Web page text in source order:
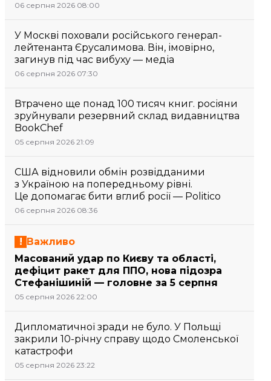
06 серпня 2026 08:00
У Москві поховали російського генерал-
лейтенанта Єрусалимова. Він, імовірно,
загинув під час вибуху — медіа
06 серпня 2026 07:30
Втрачено ще понад 100 тисяч книг. росіяни
зруйнували резервний склад видавництва
BookChef
05 серпня 2026 21:09
США відновили обмін розвідданими
з Україною на попередньому рівні.
Це допомагає бити вглиб росії — Politico
06 серпня 2026 08:36
Важливо
Масований удар по Києву та області,
дефіцит ракет для ППО, нова підозра
Стефанішиній — головне за 5 серпня
05 серпня 2026 22:00
Дипломатичної зради не було. У Польщі
закрили 10-річну справу щодо Смоленської
катастрофи
05 серпня 2026 23:22